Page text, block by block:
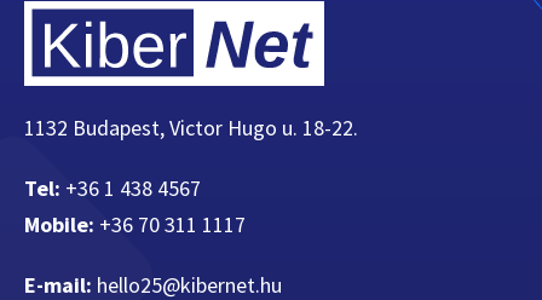
1132 Budapest, Victor Hugo u. 18-22.
Tel: +36 1 438 4567
Mobile: +36 70 311 1117
E-mail: hello25@kibernet.hu